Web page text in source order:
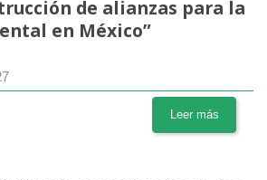
de alianzas para la
en México”
Leer más